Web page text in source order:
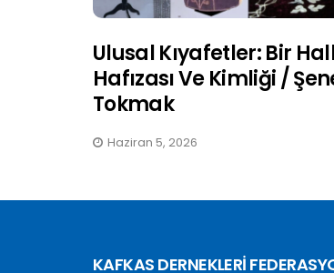
Ulusal Kıyafetler: Bir
Hafızası Ve Kimliği /
Tokmak
Haziran 5, 2026
KAFKAS DERNEKLERİ